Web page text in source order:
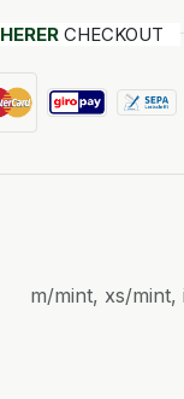
CHECKOUT
m/mint, xs/mint,